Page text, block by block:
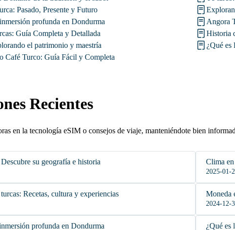
Pasado, Presente y Futuro
profunda en Dondurma
Angora
Guía Completa y Detallada
Historia
el patrimonio y maestría
¿Qué es
Café Turco: Guía Fácil y Completa
Recientes
en la tecnología eSIM o consejos de viaje, manteniéndote bien
su geografía e historia Clima
2025-01-
Recetas, cultura y experiencias Moneda
2024-12-
profunda en Dondurma ¿Qué es